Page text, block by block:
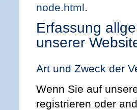
node.html.
Erfassung
unserer
Art und Zweck der
Wenn Sie auf
registrieren oder